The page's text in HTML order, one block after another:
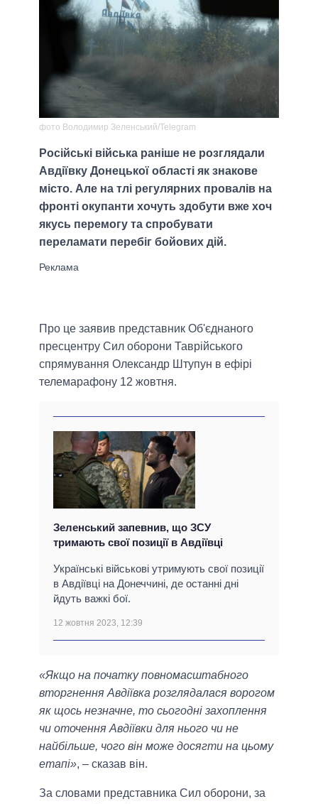
фото Володимир Зеленський/Telegram
Російські війська раніше не розглядали
Авдіївку Донецької області як знакове
місто. Але на тлі регулярних провалів на
фронті окупанти хочуть здобути вже хоч
якусь перемогу та спробувати
переламати перебіг бойових дій.
Про це заявив представник Об'єднаного
пресцентру Сил оборони Таврійського
спрямування Олександр Штупун в ефірі
телемарафону 12 жовтня.
Зеленський запевнив, що ЗСУ
тримають свої позиції в Авдіївці
Українські військові утримують свої позиції
в Авдіївці на Донеччині, де останні дні
йдуть важкі бої.
12 жовтня 2023, 12:39
«Якщо на початку повномасштабного
вторгнення Авдіївка розглядалася ворогом
як щось незначне, то сьогодні захоплення
чи оточення Авдіївки для нього чи не
найбільше, чого він може досягти на цьому
етапі», – сказав він.
За словами представника Сил оборони, за